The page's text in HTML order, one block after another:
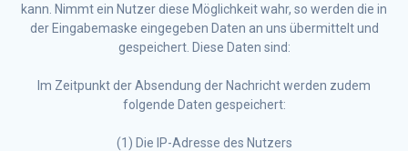
kann. Nimmt ein Nutzer diese Möglichkeit wahr, so werden die in
der Eingabemaske eingegeben Daten an uns übermittelt und
gespeichert. Diese Daten sind:
Im Zeitpunkt der Absendung der Nachricht werden zudem
folgende Daten gespeichert:
(1) Die IP-Adresse des Nutzers